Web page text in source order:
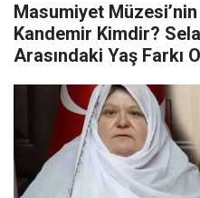
Masumiyet
Kandemir Kimdir?
Arasındaki Yaş Farkı